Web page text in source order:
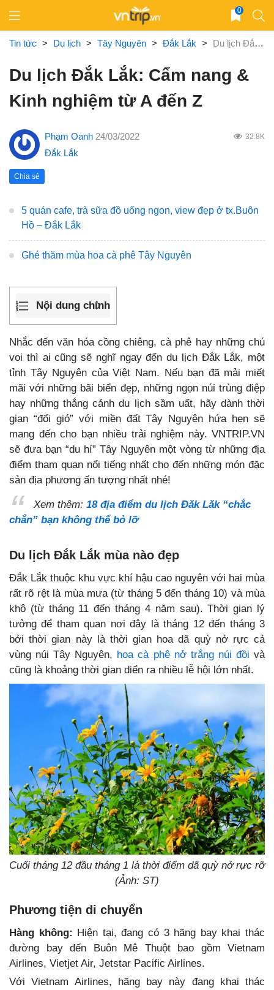
content
0
Tin tức > Du lịch > Tây Nguyên > Đắk Lắk > Du lịch Đắk Lắk: Cẩm nang & Kinh nghiệm từ A đến Z
Du lịch Đắk Lắk: Cẩm nang &
Kinh nghiệm từ A đến Z
Phạm Oanh 24/03/2022 32.8K
Đắk Lắk
Chia sẻ
5 quán cafe, trà sữa đồ uống ngon, view đẹp ở tx.Buôn
Hồ – Đắk Lắk
Ghé thăm mùa hoa cà phê Tây Nguyên
Nội dung chính
Nhắc đến văn hóa cồng chiêng, cà phê hay những chú
voi thì ai cũng sẽ nghĩ ngay đến du lịch Đắk Lắk, một
tỉnh Tây Nguyên của Việt Nam. Nếu bạn đã mải miết
mãi với những bãi biển đẹp, những ngọn núi trùng điệp
hay những thắng cảnh du lịch sầm uất, hãy dành thời
gian “đổi gió” với miền đất Tây Nguyên hứa hẹn sẽ
mang đến cho bạn nhiều trải nghiệm này. VNTRIP.VN
sẽ đưa bạn “du hí” Tây Nguyên một vòng từ những địa
điểm tham quan nổi tiếng nhất cho đến những món đặc
sản địa phương ấn tượng nhất nhé!
Xem thêm: 18 địa điểm du lịch Đăk Lăk “chắc
chắn” bạn không thể bỏ lỡ
Du lịch Đắk Lắk mùa nào đẹp
Đắk Lắk thuộc khu vực khí hậu cao nguyên với hai mùa
rất rõ rệt là mùa mưa (từ tháng 5 đến tháng 10) và mùa
khô (từ tháng 11 đến tháng 4 năm sau). Thời gian lý
tưởng để tham quan nơi đây là tháng 12 đến tháng 3
bởi thời gian này là thời gian hoa dã quỳ nở rực cả
vùng núi Tây Nguyên, hoa cà phê nở trắng núi đồi và
cũng là khoảng thời gian diển ra nhiều lễ hội lớn nhất.
Cuối tháng 12 đầu tháng 1 là thời điểm dã quỳ nở rực rỡ
(Ảnh: ST)
Phương tiện di chuyển
Hàng không: Hiện tại, đang có 3 hãng bay khai thác
đường bay đến Buôn Mê Thuột bao gồm Vietnam
Airlines, Vietjet Air, Jetstar Pacific Airlines.
Với Vietnam Airlines, hãng bay này đang khai thác